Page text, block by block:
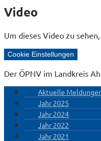
Video
Um dieses Video zu
Cookie Einstellungen
Der ÖPNV im Landkreis
Aktuelle
Jahr 2025
Jahr 2024
Jahr 2022
Jahr 2021